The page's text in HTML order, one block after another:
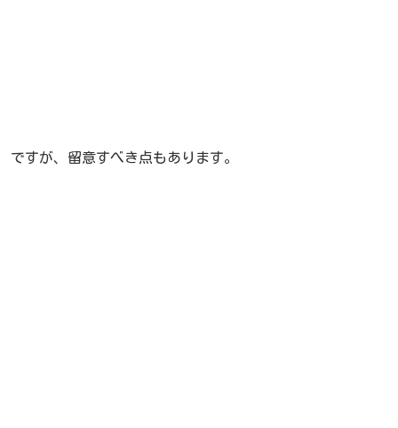
ですが、留意すべき点もあります。